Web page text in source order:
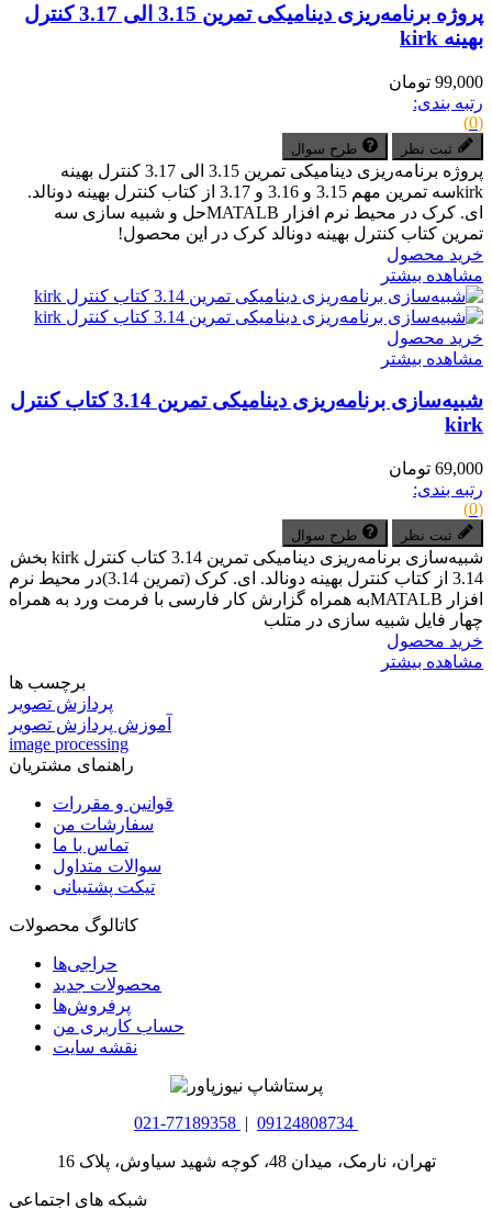
پروژه برنامه‌ریزی دینامیکی تمرین 3.15 الی 3.17 کنترل
بهینه kirk
99,000 تومان
رتبه بندی:
(0)
ثبت نظر طرح سوال
پروژه برنامه‌ریزی دینامیکی تمرین 3.15 الی 3.17 کنترل بهینه
kirkسه تمرین مهم 3.15 و 3.16 و 3.17 از کتاب کنترل بهینه دونالد.
ای. کرک در محیط نرم افزار MATALBحل و شبیه سازی سه
تمرین کتاب کنترل بهینه دونالد کرک در این محصول!
خرید محصول
مشاهده بیشتر
خرید محصول
مشاهده بیشتر
شبیه‌سازی برنامه‌ریزی دینامیکی تمرین 3.14 کتاب کنترل
kirk
69,000 تومان
رتبه بندی:
(0)
ثبت نظر طرح سوال
شبیه‌سازی برنامه‌ریزی دینامیکی تمرین 3.14 کتاب کنترل kirk بخش
3.14 از کتاب کنترل بهینه دونالد. ای. کرک (تمرین 3.14)در محیط نرم
افزار MATALBبه همراه گزارش کار فارسی با فرمت ورد به همراه
چهار فایل شبیه سازی در متلب
خرید محصول
مشاهده بیشتر
برچسب ها
پردازش تصویر
آموزش پردازش تصویر
image processing
راهنمای مشتریان
قوانین و مقررات
سفارشات من
تماس با ما
سوالات متداول
تیکت پشتیبانی
کاتالوگ محصولات
حراجی‌ها
محصولات جدید
پرفروش‌ها
حساب کاربری من
نقشه سایت
021-77189358 | 09124808734
تهران، نارمک، میدان 48، کوچه شهید سیاوش، پلاک 16
شبکه های اجتماعی